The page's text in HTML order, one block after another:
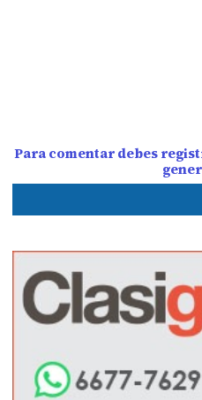
Para comentar debes